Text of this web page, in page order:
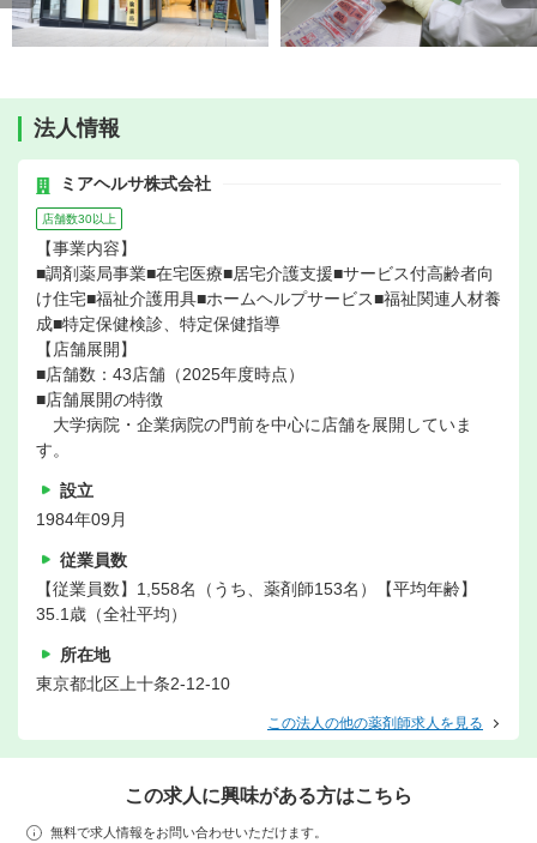
法人情報
ミアヘルサ株式会社
店舗数30以上
【事業内容】
■調剤薬局事業■在宅医療■居宅介護支援■サービス付高齢者向
け住宅■福祉介護用具■ホームヘルプサービス■福祉関連人材養
成■特定保健検診、特定保健指導
【店舗展開】
■店舗数：43店舗（2025年度時点）
■店舗展開の特徴
大学病院・企業病院の門前を中心に店舗を展開していま
す。
設立
1984年09月
従業員数
【従業員数】1,558名（うち、薬剤師153名）【平均年齢】
35.1歳（全社平均）
所在地
東京都北区上十条2-12-10
この法人の他の薬剤師求人を見る
この求人に興味がある方はこちら
無料で求人情報をお問い合わせいただけます。